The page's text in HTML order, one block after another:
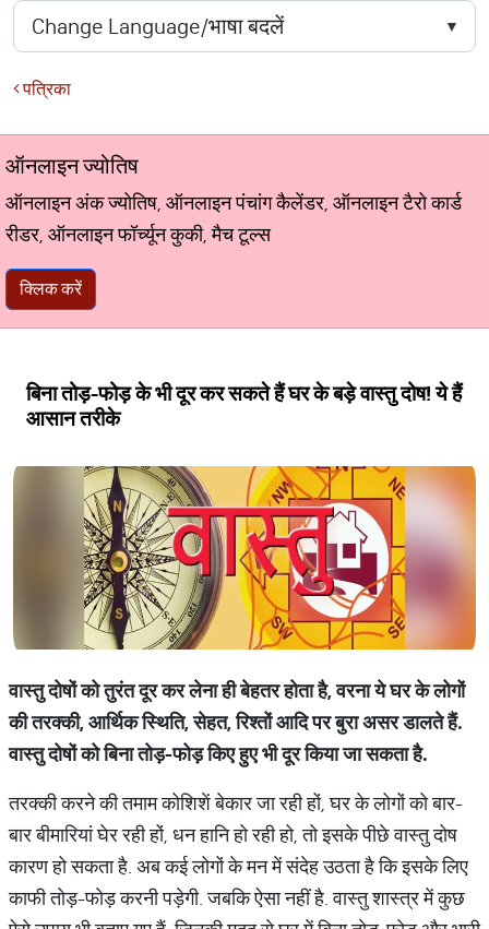
पत्रिका
ऑनलाइन ज्योतिष
ऑनलाइन अंक ज्योतिष, ऑनलाइन पंचांग कैलेंडर, ऑनलाइन टैरो कार्ड
रीडर, ऑनलाइन फॉर्च्यून कुकी, मैच टूल्स
क्लिक करें
बिना तोड़-फोड़ के भी दूर कर सकते हैं घर के बड़े वास्‍तु दोष! ये हैं
आसान तरीके
वास्‍तुदोषोंकोतुरंतदूरकरलेनाहीबेहतरहोताहै,वरनायेघरकेलोगों
कीतरक्की,आर्थिकस्थिति,सेहत,रिश्तोंआदिपरबुराअसरडालतेहैं.
वास्तुदोषोंकोबिनातोड़-फोड़किएहुएभीदूरकियाजासकताहै.
तरक्‍की करने की तमाम कोशिशें बेकार जा रही हों, घर के लोगों को बार-
बार बीमारियां घेर रही हों, धन हानि हो रही हो, तो इसके पीछे वास्‍तु दोष
कारण हो सकता है. अब कई लोगों के मन में संदेह उठता है कि इसके लिए
काफी तोड़-फोड़ करनी पड़ेगी. जबकि ऐसा नहीं है. वास्‍तु शास्‍त्र में कुछ